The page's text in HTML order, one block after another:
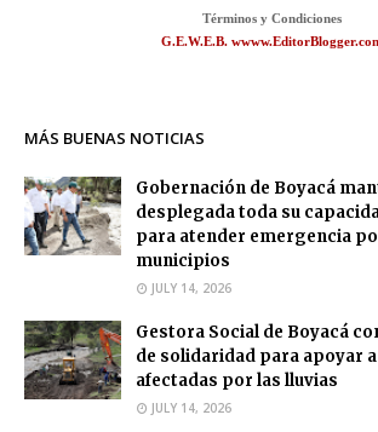
Términos y Condiciones
G.E.W.E.B.
MÁS BUENAS NOTICIAS
Gobernación de Boyacá
desplegada toda su
para atender emergencia
municipios
JULY 14, 2026
Gestora Social de Boyacá
de solidaridad para apoyar
afectadas por las lluvias
JULY 14, 2026